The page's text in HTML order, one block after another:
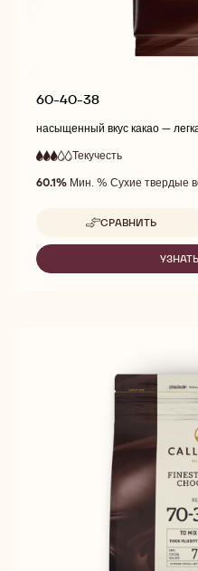
60-40-38
насыщенный вкус какао —
3
out
Текучесть
текучесть
60.1% Мин. % Сухие твердые
СРАВНИТЬ
-
60-
38